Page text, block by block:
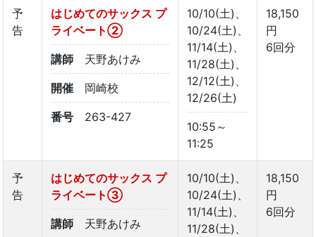
予
告
はじめてのサックス プ
ライベート②
講師 天野あけみ
開催 岡崎校
番号 263-427
10/10(土)、
10/24(土)、
11/14(土)、
11/28(土)、
12/12(土)、
12/26(土)
10:55～
11:25
18,150
円
6回分
予
告
はじめてのサックス プ
ライベート③
講師 天野あけみ
10/10(土)、
10/24(土)、
11/14(土)、
11/28(土)、
18,150
円
6回分